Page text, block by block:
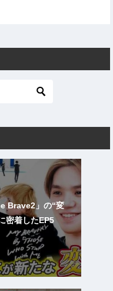
Brave2」の“変
密着したEP5